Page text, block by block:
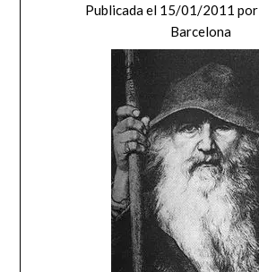
Publicada el 15/01/2011 por
Barcelona